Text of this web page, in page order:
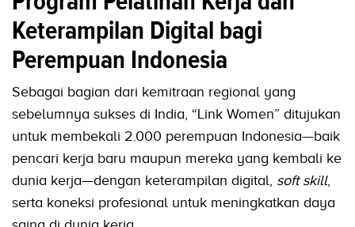
Keterampilan Digital bagi
Perempuan Indonesia
Sebagai bagian dari kemitraan regional yang
sebelumnya sukses di India, “Link Women” ditujukan
untuk membekali 2.000 perempuan Indonesia—baik
pencari kerja baru maupun mereka yang kembali ke
dunia kerja—dengan keterampilan digital, soft skill,
serta koneksi profesional untuk meningkatkan daya